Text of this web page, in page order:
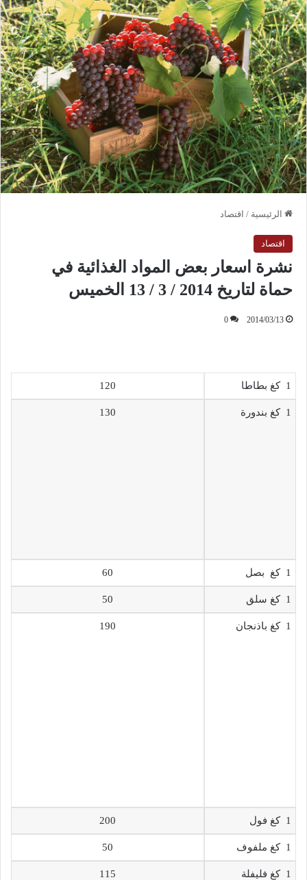
الرئيسية / اقتصاد
اقتصاد
نشرة اسعار بعض المواد الغذائية في
حماة لتاريخ 2014 / 3 / 13 الخميس
2014/03/13
0
1 كغ بطاطا 120
1 كغ بندورة 130
1 كغ بصل 60
1 كغ سلق 50
1 كغ باذنجان 190
1 كغ فول 200
1 كغ ملفوف 50
1 كغ فليفلة 115